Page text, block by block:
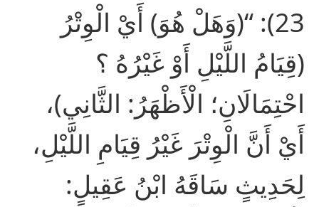
23): “(وَهَلْ هُوَ) أَيْ الْوِتْرُ
(قِيَامُ اللَّيْلِ أَوْ غَيْرُهُ ؟
احْتِمَالَانِ؛ الْأَظْهَرُ: الثَّانِي)،
أَيْ أَنَّ الْوِتْرَ غَيْرُ قِيَامِ اللَّيْلِ،
لِحَدِيثٍ سَاقَهُ ابْنُ عَقِيلٍ: